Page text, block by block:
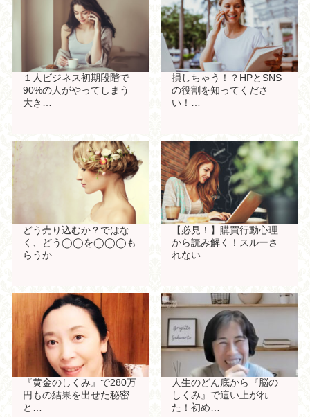
１人ビジネス初期段階で
90%の人がやってしまう
大き…
損しちゃう！？HPとSNS
の役割を知ってくださ
い！…
どう売り込むか？ではな
く、どう◯◯を◯◯◯も
らうか…
【必見！】購買行動心理
から読み解く！スルーさ
れない…
『黄金のしくみ』で280万
円もの結果を出せた秘密
と…
人生のどん底から『脳の
しくみ』で這い上がれ
た！初め…